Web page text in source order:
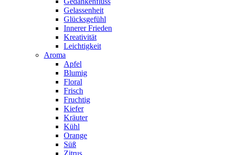
Gelassenheit
Glücksgefühl
Innerer Frieden
Kreativität
Leichtigkeit
Aroma
Apfel
Blumig
Floral
Frisch
Fruchtig
Kiefer
Kräuter
Kühl
Orange
Süß
Zitrus